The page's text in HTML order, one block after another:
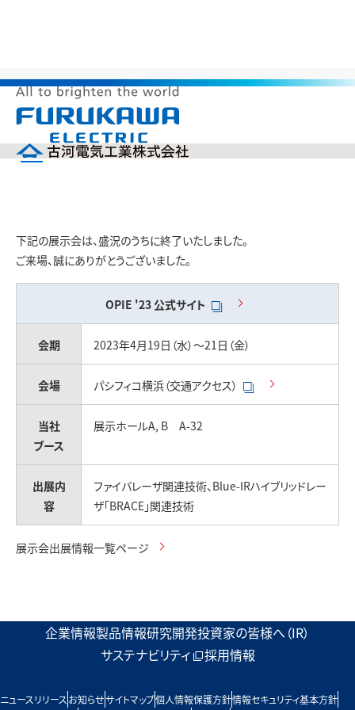
ニ
ュ
投資家の皆様へ（IR）
English
中文(簡体)
製品カタログ
ニュース
お問い合わせ
HOME > 製品情報 > 展示会出展情報 >
OPIE ’23に出展
下記の展示会は、盛況のうちに終了いたしました。
ご来場、誠にありがとうございました。
OPIE '23 公式サイト
会期 2023年4月19日（水）～21日（金）
会場 パシフィコ横浜（交通アクセス）
当社
ブース
展示ホールA, B A-32
出展内
容
ファイバレーザ関連技術、Blue-IRハイブリッドレー
ザ「BRACE」関連技術
展示会出展情報一覧ページ
企業情報製品情報研究開発投資家の皆様へ（IR）
サステナビリティ
採用情報
ニュースリリース お知らせサイトマップ個人情報保護方針情報セキュリティ基本方針